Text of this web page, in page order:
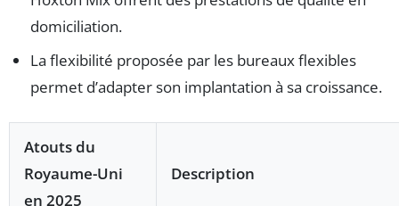
domiciliation.
La flexibilité proposée par les bureaux flexibles
permet d’adapter son implantation à sa croissance.
Atouts du
Royaume-Uni
en 2025
Description